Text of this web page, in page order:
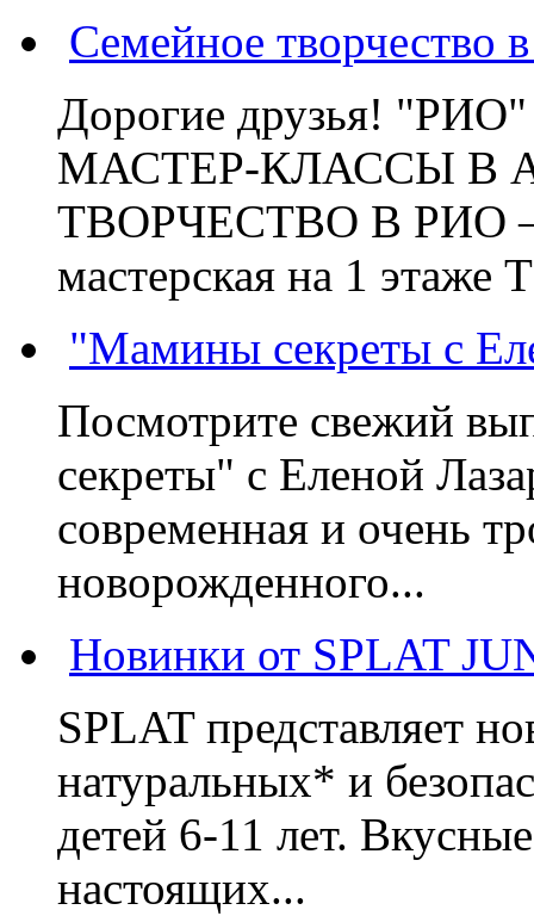
Семейное творчество
Дорогие друзья!
МАСТЕР-КЛАССЫ В
ТВОРЧЕСТВО В РИО –
мастерская на 1
"Мамины секреты с
Посмотрите свежий
секреты" с Еленой
современная и очень
новорожденного...
Новинки от SPLAT
SPLAT представляет
натуральных* и
детей 6-11 лет.
настоящих...